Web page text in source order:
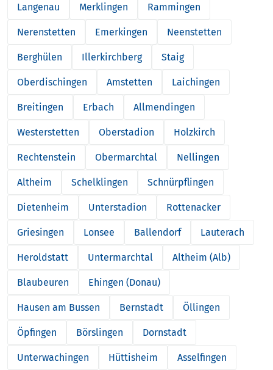
Langenau Merklingen Rammingen
Nerenstetten Emerkingen Neenstetten
Berghülen Illerkirchberg Staig
Oberdischingen Amstetten Laichingen
Breitingen Erbach Allmendingen
Westerstetten Oberstadion Holzkirch
Rechtenstein Obermarchtal Nellingen
Altheim Schelklingen Schnürpflingen
Dietenheim Unterstadion Rottenacker
Griesingen Lonsee Ballendorf Lauterach
Heroldstatt Untermarchtal Altheim (Alb)
Blaubeuren Ehingen (Donau)
Hausen am Bussen Bernstadt Öllingen
Öpfingen Börslingen Dornstadt
Unterwachingen Hüttisheim Asselfingen